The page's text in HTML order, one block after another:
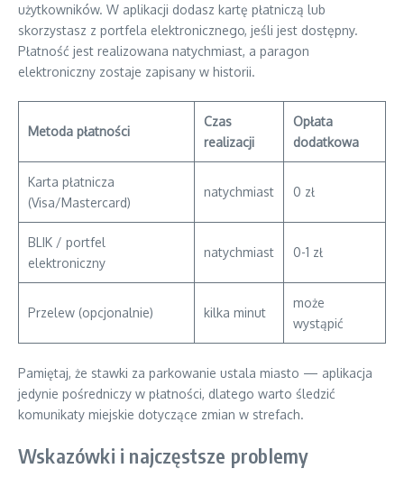
użytkowników. W aplikacji dodasz kartę płatniczą lub
skorzystasz z portfela elektronicznego, jeśli jest dostępny.
Płatność jest realizowana natychmiast, a paragon
elektroniczny zostaje zapisany w historii.
Metoda płatności
Czas
realizacji
Opłata
dodatkowa
Karta płatnicza
(Visa/Mastercard)
natychmiast 0 zł
BLIK / portfel
elektroniczny
natychmiast 0-1 zł
Przelew (opcjonalnie) kilka minut
może
wystąpić
Pamiętaj, że stawki za parkowanie ustala miasto — aplikacja
jedynie pośredniczy w płatności, dlatego warto śledzić
komunikaty miejskie dotyczące zmian w strefach.
Wskazówki i najczęstsze problemy